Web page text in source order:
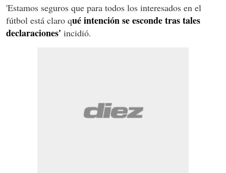
'Estamos seguros que para todos los interesados en el
fútbol está claro qué intención se esconde tras tales
declaraciones' incidió.